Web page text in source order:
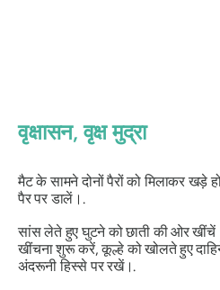
वृक्षासन, वृक्ष मुद्रा
मैट के सामने दोनों पैरों को मिलाकर खड़े
पैर पर डालें।.
सांस लेते हुए घुटने को छाती की ओर
खींचना शुरू करें, कूल्हे को खोलते हुए
अंदरूनी हिस्से पर रखें।.